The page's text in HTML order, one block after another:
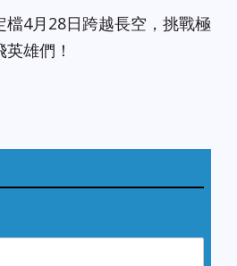
檔4月28日跨越長空，挑戰極
雄們！